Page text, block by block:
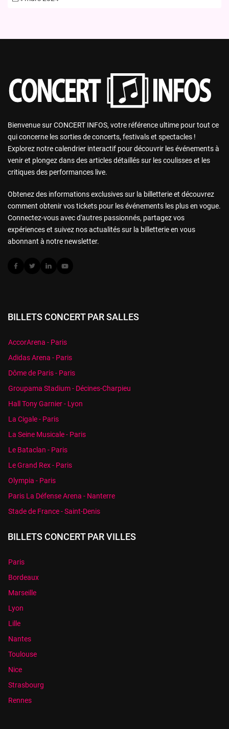
Bienvenue sur CONCERT INFOS, votre référence ultime pour tout ce
qui concerne les sorties de concerts, festivals et spectacles !
Explorez notre calendrier interactif pour découvrir les événements à
venir et plongez dans des articles détaillés sur les coulisses et les
critiques des performances live.
Obtenez des informations exclusives sur la billetterie et découvrez
comment obtenir vos tickets pour les événements les plus en vogue.
Connectez-vous avec d'autres passionnés, partagez vos
expériences et suivez nos actualités sur la billetterie en vous
abonnant à notre newsletter.
BILLETS CONCERT PAR SALLES
AccorArena - Paris
Adidas Arena - Paris
Dôme de Paris - Paris
Groupama Stadium - Décines-Charpieu
Hall Tony Garnier - Lyon
La Cigale - Paris
La Seine Musicale - Paris
Le Bataclan - Paris
Le Grand Rex - Paris
Olympia - Paris
Paris La Défense Arena - Nanterre
Stade de France - Saint-Denis
BILLETS CONCERT PAR VILLES
Paris
Bordeaux
Marseille
Lyon
Lille
Nantes
Toulouse
Nice
Strasbourg
Rennes